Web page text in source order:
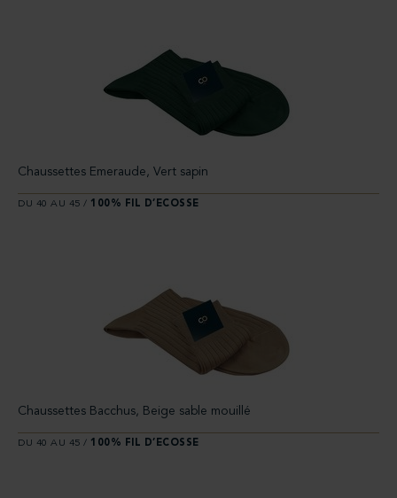
Chaussettes Emeraude, Vert sapin
DU 40 AU 45 / 100% FIL D’ECOSSE
Chaussettes Bacchus, Beige sable mouillé
DU 40 AU 45 / 100% FIL D’ECOSSE